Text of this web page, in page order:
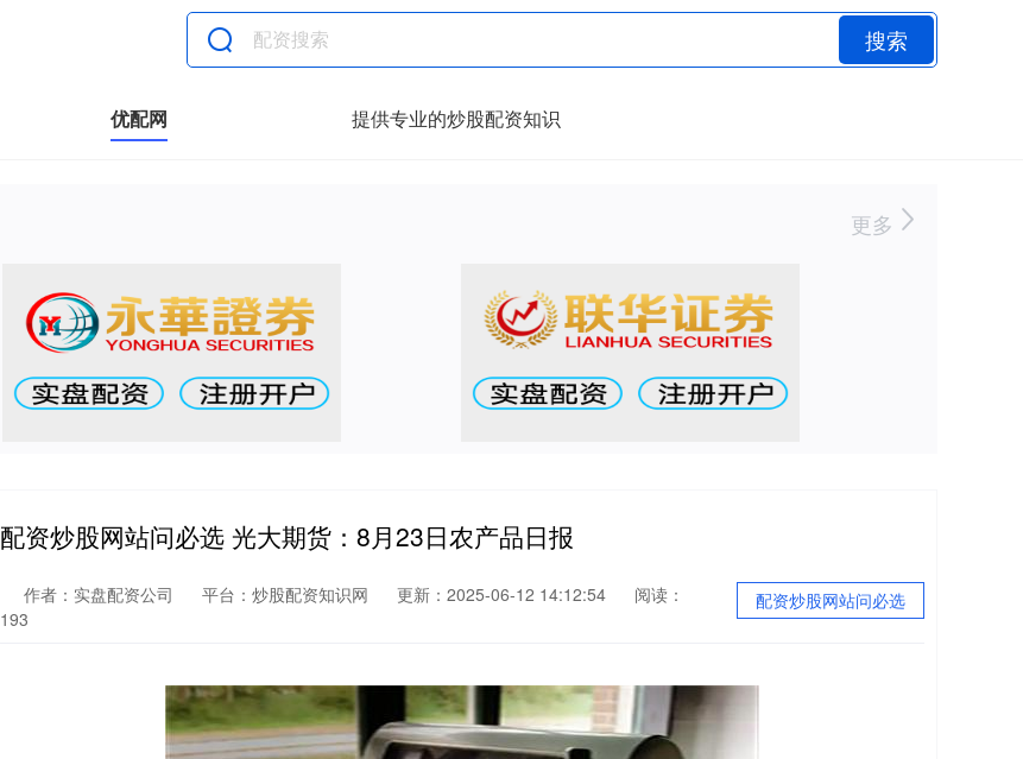
搜索
优配网 提供专业的炒股配资知识
更多
配资炒股网站问必选 光大期货：8月23日农产品日报
配资炒股网站问必选
作者：实盘配资公司 平台：炒股配资知识网 更新：2025-06-12 14:12:54
阅读：
193